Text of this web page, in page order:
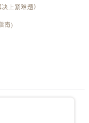
安徽省芜湖市镜湖区中山路步行街江诗丹顿售后服务中心（需提前预约）
上紧难题）
南)